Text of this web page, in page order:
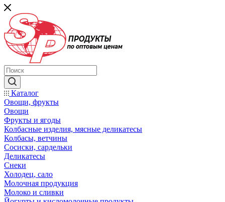
Каталог
Овощи, фрукты
Овощи
Фрукты и ягоды
Колбасные изделия, мясные деликатесы
Колбасы, ветчины
Сосиски, сардельки
Деликатесы
Снеки
Холодец, сало
Молочная продукция
Молоко и сливки